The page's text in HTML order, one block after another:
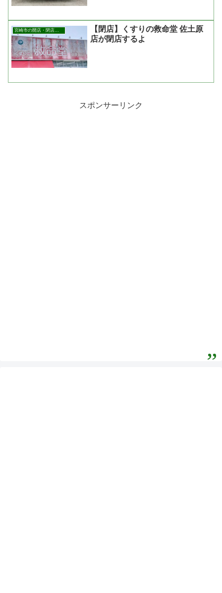
【閉店】くすりの救命堂 佐土原
店が閉店するよ
スポンサーリンク